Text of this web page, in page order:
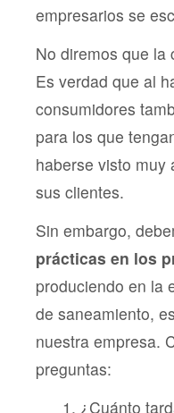
empresarios se
No diremos que la
Es verdad que al
consumidores
para los que
haberse visto muy
sus clientes.
Sin embargo,
prácticas en los
produciendo en la
de saneamiento,
nuestra empresa.
preguntas:
¿Cuánto